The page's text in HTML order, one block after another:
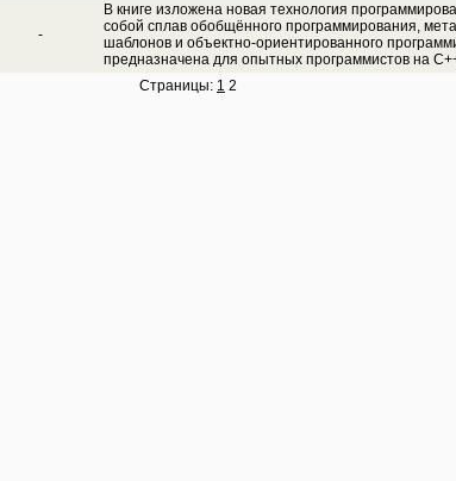
-
В книге изложена новая технология
собой сплав обобщённого программирования,
шаблонов и объектно-ориентированного
предназначена для опытных программистов на
Страницы: 1 2